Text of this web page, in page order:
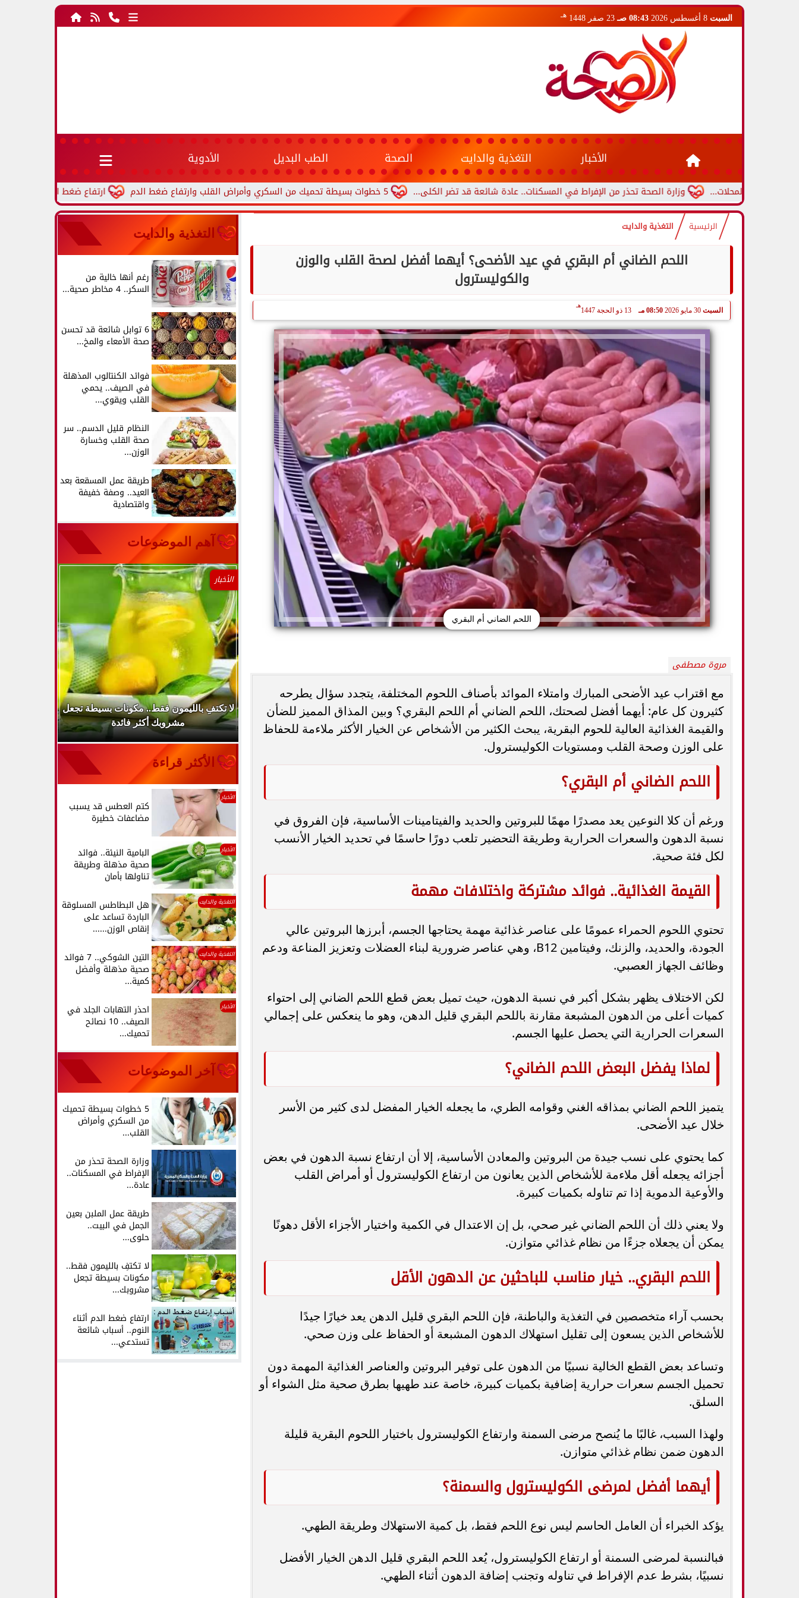
السبت 08:43 صـ 23 صفر 1448 هـ
الأخبار التغذية والدايت الصحة الطب البديل الأدوية
ارتفاع ضغط الدم أثناء النوم.. أسباب 5 خطوات بسيطة تحميك من السكري وأمراض القلب وارتفاع ضغط الدم وزارة الصحة تحذر من الإفراط في المسكنات.. عادة شائعة قد تضر الكلى...
الرئيسية التغذية والدايت
اللحم الضاني أم البقري في عيد الأضحى؟ أيهما أفضل لصحة القلب والوزن
والكوليسترول
السبت 30 مايو 2026 08:50 مـ 13 ذو الحجة 1447
هـ
اللحم الضاني أم البقري
مروة مصطفى
مع اقتراب عيد الأضحى المبارك وامتلاء الموائد بأصناف اللحوم المختلفة، يتجدد سؤال يطرحه
كثيرون كل عام: أيهما أفضل لصحتك، اللحم الضاني أم اللحم البقري؟ وبين المذاق المميز للضأن
والقيمة الغذائية العالية للحوم البقرية، يبحث الكثير من الأشخاص عن الخيار الأكثر ملاءمة للحفاظ
على الوزن وصحة القلب ومستويات الكوليسترول.
اللحم الضاني أم البقري؟
ورغم أن كلا النوعين يعد مصدرًا مهمًا للبروتين والحديد والفيتامينات الأساسية، فإن الفروق في
نسبة الدهون والسعرات الحرارية وطريقة التحضير تلعب دورًا حاسمًا في تحديد الخيار الأنسب
لكل فئة صحية.
القيمة الغذائية.. فوائد مشتركة واختلافات مهمة
تحتوي اللحوم الحمراء عمومًا على عناصر غذائية مهمة يحتاجها الجسم، أبرزها البروتين عالي
الجودة، والحديد، والزنك، وفيتامين B12، وهي عناصر ضرورية لبناء العضلات وتعزيز المناعة ودعم
وظائف الجهاز العصبي.
لكن الاختلاف يظهر بشكل أكبر في نسبة الدهون، حيث تميل بعض قطع اللحم الضاني إلى احتواء
كميات أعلى من الدهون المشبعة مقارنة باللحم البقري قليل الدهن، وهو ما ينعكس على إجمالي
السعرات الحرارية التي يحصل عليها الجسم.
لماذا يفضل البعض اللحم الضاني؟
يتميز اللحم الضاني بمذاقه الغني وقوامه الطري، ما يجعله الخيار المفضل لدى كثير من الأسر
خلال عيد الأضحى.
كما يحتوي على نسب جيدة من البروتين والمعادن الأساسية، إلا أن ارتفاع نسبة الدهون في بعض
أجزائه يجعله أقل ملاءمة للأشخاص الذين يعانون من ارتفاع الكوليسترول أو أمراض القلب
والأوعية الدموية إذا تم تناوله بكميات كبيرة.
ولا يعني ذلك أن اللحم الضاني غير صحي، بل إن الاعتدال في الكمية واختيار الأجزاء الأقل دهونًا
يمكن أن يجعلاه جزءًا من نظام غذائي متوازن.
اللحم البقري.. خيار مناسب للباحثين عن الدهون الأقل
بحسب آراء متخصصين في التغذية والباطنة، فإن اللحم البقري قليل الدهن يعد خيارًا جيدًا
للأشخاص الذين يسعون إلى تقليل استهلاك الدهون المشبعة أو الحفاظ على وزن صحي.
وتساعد بعض القطع الخالية نسبيًا من الدهون على توفير البروتين والعناصر الغذائية المهمة دون
تحميل الجسم سعرات حرارية إضافية بكميات كبيرة، خاصة عند طهيها بطرق صحية مثل الشواء أو
السلق.
ولهذا السبب، غالبًا ما يُنصح مرضى السمنة وارتفاع الكوليسترول باختيار اللحوم البقرية قليلة
الدهون ضمن نظام غذائي متوازن.
أيهما أفضل لمرضى الكوليسترول والسمنة؟
يؤكد الخبراء أن العامل الحاسم ليس نوع اللحم فقط، بل كمية الاستهلاك وطريقة الطهي.
فبالنسبة لمرضى السمنة أو ارتفاع الكوليسترول، يُعد اللحم البقري قليل الدهن الخيار الأفضل
نسبيًا، بشرط عدم الإفراط في تناوله وتجنب إضافة الدهون أثناء الطهي.
التغذية والدايت
رغم أنها خالية من
السكر.. 4 مخاطر صحية...
6 توابل شائعة قد تحسن
صحة الأمعاء والمخ...
فوائد الكنتالوب المذهلة
في الصيف.. يحمي
القلب ويقوي...
النظام قليل الدسم.. سر
صحة القلب وخسارة
الوزن...
طريقة عمل المسقعة بعد
العيد.. وصفة خفيفة
واقتصادية
آهم الموضوعات
5 خطوات بسيطة تحميك من السكري
وأمراض القلب وارتفاع ضغط الدم
وزارة الصحة تحذر من الإفراط في
المسكنات.. عادة شائعة قد تضر الكلى...
طريقة عمل الملبن بعين الجمل في البيت..
حلوى المولد النبوي بطعم المحلات...
الأخبار
لا تكتفِ بالليمون فقط.. مكونات بسيطة تجعل
مشروبك أكثر فائدة
الأكثر قراءة
الأخبار
كتم العطس قد يسبب
مضاعفات خطيرة
الأخبار البامية النيئة.. فوائد
صحية مذهلة وطريقة
تناولها بأمان
التغذية والدايت هل البطاطس المسلوقة
الباردة تساعد على
إنقاص الوزن......
التغذية والدايت التين الشوكي.. 7 فوائد
صحية مذهلة وأفضل
كمية...
الأخبار احذر التهابات الجلد في
الصيف.. 10 نصائح
تحميك...
آخر الموضوعات
5 خطوات بسيطة تحميك
من السكري وأمراض
القلب...
وزارة الصحة تحذر من
الإفراط في المسكنات..
عادة...
طريقة عمل الملبن بعين
الجمل في البيت..
حلوى...
لا تكتفِ بالليمون فقط..
مكونات بسيطة تجعل
مشروبك...
ارتفاع ضغط الدم أثناء
النوم.. أسباب شائعة
تستدعي...